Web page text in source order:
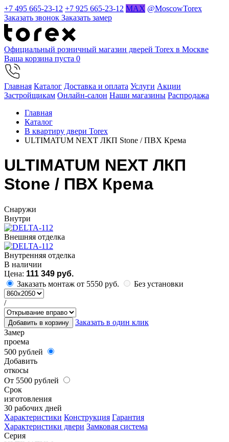
+7 495 665-23-12 +7 925 665-23-12 MAX @MoscowTorex
Заказать звонок Заказать замер
Официальный розничный магазин дверей Torex в Москве
Ваша корзина пуста 0
Главная Каталог Доставка и оплата Услуги Акции
Застройщикам Онлайн-салон Наши магазины Распродажа
Главная
Каталог
В квартиру двери Torex
ULTIMATUM NEXT ЛКП Stone / ПВХ Крема
ULTIMATUM NEXT ЛКП
Stone / ПВХ Крема
Cнаружи
Внутри
Внешняя отделка
Внутренняя отделка
В наличии
Цена: 111 349 руб.
Заказать монтаж от 5550 руб.
Без установки
/
Добавить в корзину
Заказать в один клик
Замер
проема
500 рублей
Добавить
откосы
От 5500 рублей
Срок
изготовления
30 рабочих дней
Характеристики Конструкция Гарантия
Характеристики двери Замковая система
Серия